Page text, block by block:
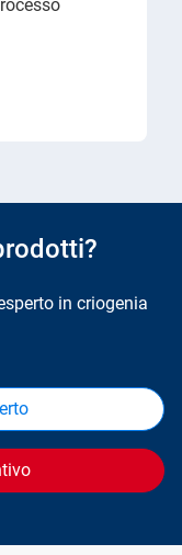
in criogenia